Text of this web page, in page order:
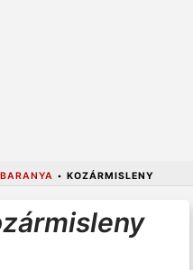
BARANYA • KOZÁRMISLENY